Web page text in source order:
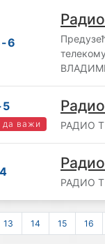
6
да важи РАДИО
РАДИО
13 14 15 16